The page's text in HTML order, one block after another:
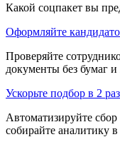
Какой соцпакет вы
Оформляйте
Проверяйте
документы без бумаг
Ускорьте подбор в 2
Автоматизируйте сбор
собирайте аналитику